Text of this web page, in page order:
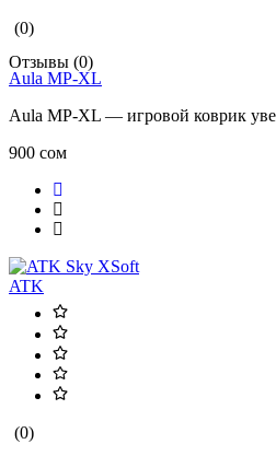
(0)
Отзывы (0)
Aula MP-XL
Aula MP-XL — игровой коврик
900 сом
ATK
(0)